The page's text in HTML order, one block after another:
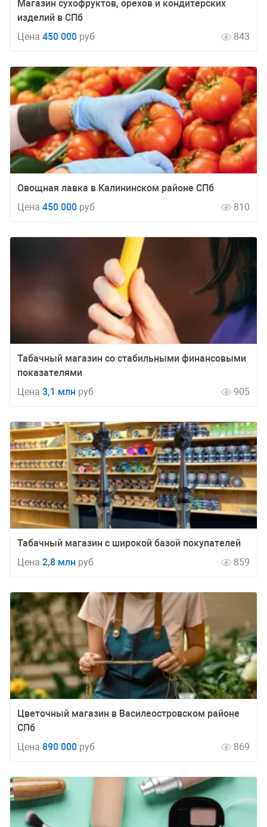
Магазин сухофруктов, орехов и кондитерских
изделий в СПб
Цена 450 000 руб 843
Овощная лавка в Калининском районе СПб
Цена 450 000 руб 810
Табачный магазин со стабильными финансовыми
показателями
Цена 3,1 млн руб 905
Табачный магазин с широкой базой покупателей
Цена 2,8 млн руб 859
Цветочный магазин в Василеостровском районе
СПб
Цена 890 000 руб 869